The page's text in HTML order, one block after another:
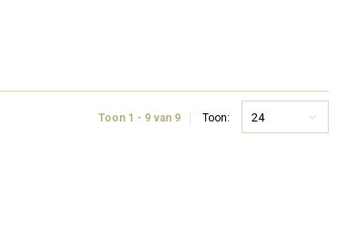
Toon 1 - 9 van 9 Toon: 24